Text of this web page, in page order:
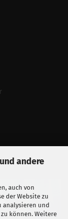
andere
auch von
der Website zu
analysieren und
können. Weitere